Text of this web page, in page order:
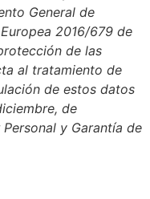
General de
2016/679 de
de las
al tratamiento de
de estos datos
de
y Garantía de